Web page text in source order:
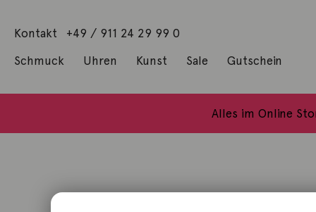
Kontakt +49 / 911 24 29 99 0
Schmuck Uhren Kunst Sale Gutschein
Alles im Online